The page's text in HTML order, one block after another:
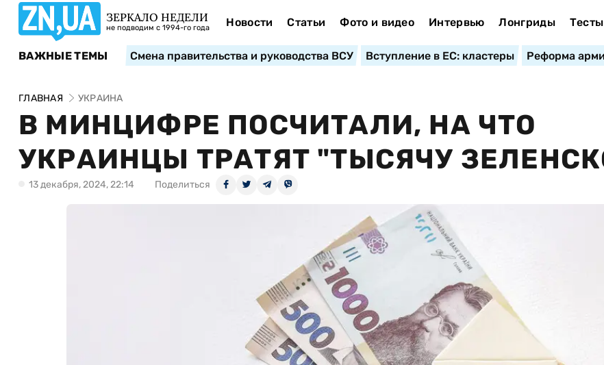
ЗЕРКАЛО НЕДЕЛИ
не подводим с 1994-го года Новости Статьи Фото и видео Интервью Лонгриды Тесты
ВАЖНЫЕ ТЕМЫ Смена правительства и руководства ВСУ Вступление в ЕС: кластеры Реформа
ГЛАВНАЯ УКРАИНА
В МИНЦИФРЕ ПОСЧИТАЛИ, НА ЧТО
УКРАИНЦЫ ТРАТЯТ "ТЫСЯЧУ
13 декабря, 2024, 22:14 Поделиться